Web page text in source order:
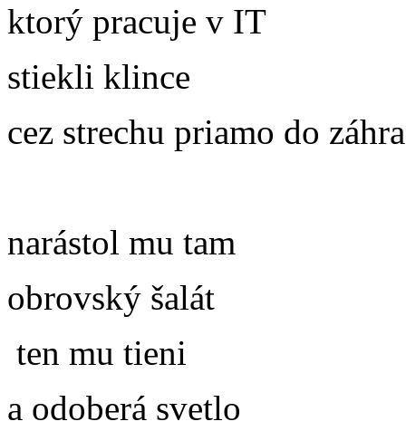
ktorý pracuje v IT
stiekli klince
cez strechu priamo do
narástol mu tam
obrovský šalát
ten mu tieni
a odoberá svetlo